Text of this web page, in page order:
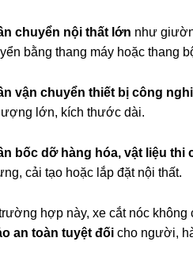
chuyển nội thất lớn như
bằng thang máy hoặc thang
vận chuyển thiết bị công
lớn, kích thước dài.
bốc dỡ hàng hóa, vật liệu thi
cải tạo hoặc lắp đặt nội thất.
hợp này, xe cắt nóc không
an toàn tuyệt đối cho người,